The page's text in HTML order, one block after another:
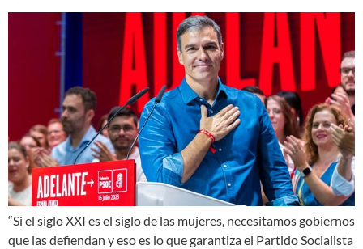
“Si el siglo XXI es el siglo de las mujeres, necesitamos gobiernos
que las defiendan y eso es lo que garantiza el Partido Socialista